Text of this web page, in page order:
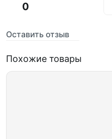
0
Оставить отзыв
Похожие товары